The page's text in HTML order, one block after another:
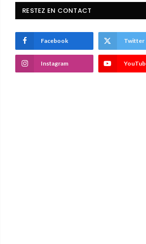
RESTEZ EN CONTACT
Facebook Twitter
Instagram